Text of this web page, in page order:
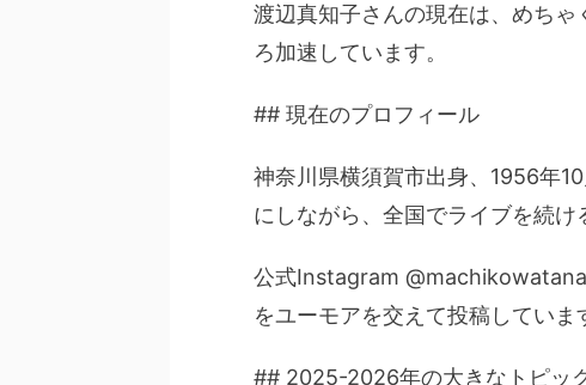
渡辺真知子さんの現在は、めち
ろ加速しています。
## 現在のプロフィール
神奈川県横須賀市出身、1956年
にしながら、全国でライブを続け
公式Instagram
をユーモアを交えて投稿していま
## 2025-2026年の大きなトピッ